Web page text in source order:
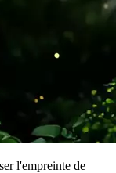
l'empreinte de